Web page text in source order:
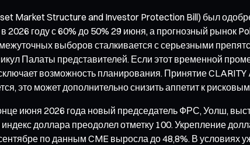
Market Structure and Investor Protection Bill) был
2026 году с 60% до 50% 29 июня, а прогнозный рынок
выборов сталкивается с серьезными
Палаты представителей. Если этот временной
возможность планирования. Принятие
это может дополнительно снизить аппетит к
июня 2026 года новый председатель ФРС, Уолш,
доллара преодолел отметку 100. Укрепление
по данным CME выросла до 48,8%. В условиях